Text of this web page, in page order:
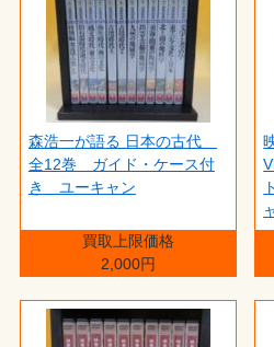
森浩一が語る 日本の古代
全12巻 ガイド・ケース付
き ユーキャン
買取上限価格
2,000円